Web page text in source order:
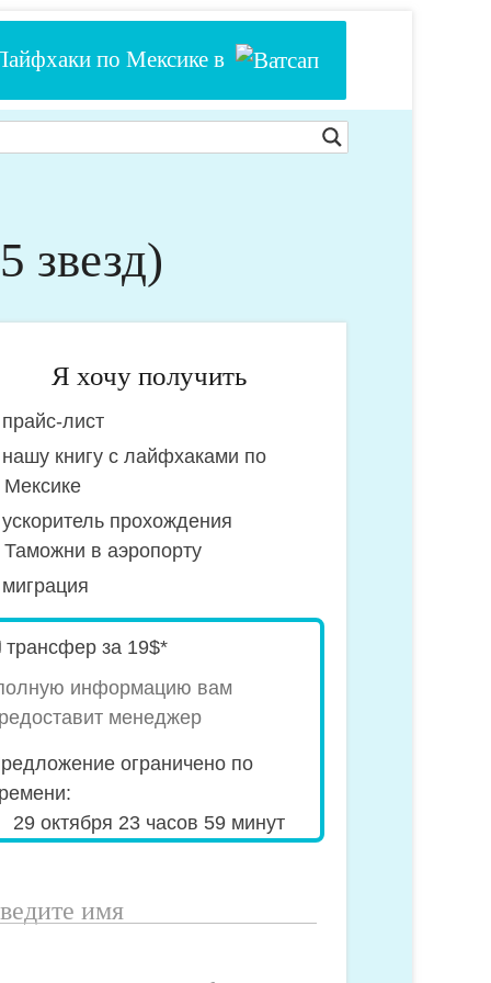
по Мексике в
звезд)
Я хочу получить
лист
книгу с лайфхаками по
Мексике
прохождения
Таможни в аэропорту
трансфер за 19$*
информацию вам
менеджер
ограничено по
29 октября 23 часов 59 минут